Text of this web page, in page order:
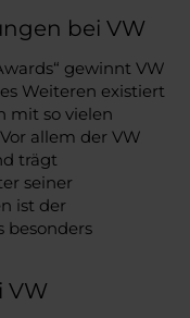
bei VW
gewinnt VW
Weiteren existiert
mit so vielen
allem der VW
trägt
seiner
ist der
besonders
VW